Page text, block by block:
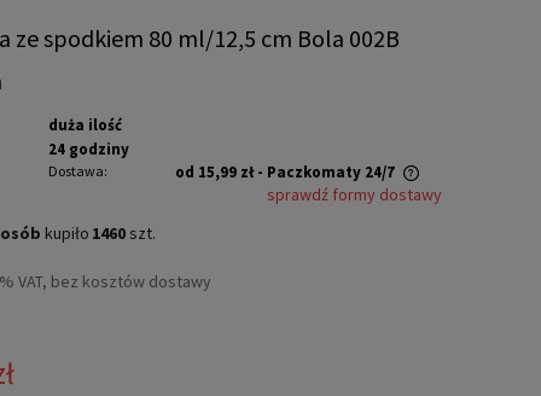
ze spodkiem 80 ml/12,5 cm Bola 002B
duża ilość
24 godziny
Dostawa: od 15,99 zł - Paczkomaty 24/7
Cena nie zawiera ewentualnych kosztów
sprawdź formy dostawy
osób kupiło 1460 szt.
VAT, bez kosztów dostawy